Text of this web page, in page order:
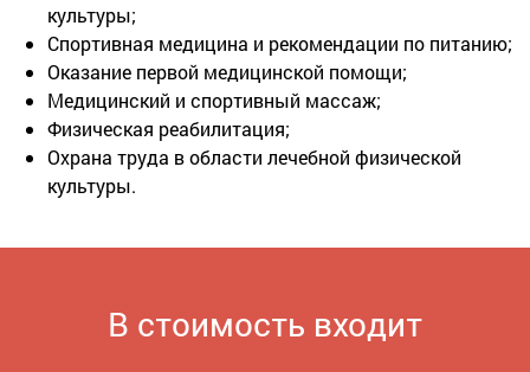
культуры;
Спортивная медицина и рекомендации по питанию;
Оказание первой медицинской помощи;
Медицинский и спортивный массаж;
Физическая реабилитация;
Охрана труда в области лечебной физической
культуры.
В стоимость входит